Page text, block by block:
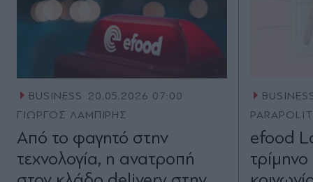
BUSINESS
20.05.2026 07:00
ΓΙΩΡΓΟΣ ΛΑΜΠΙΡΗΣ
Από το φαγητό στην
τεχνολογία, η ανατροπή
efood